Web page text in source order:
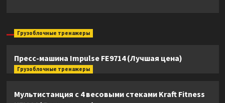
Грузоблочные тренажеры
Пресс-машина Impulse FE9714 (Лучшая цена)
Грузоблочные тренажеры
Мультистанция с 4 весовыми стеками Kraft Fitness